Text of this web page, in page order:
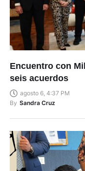
Encuentro con
seis acuerdos
agosto 6, 4:37 PM
By Sandra Cruz